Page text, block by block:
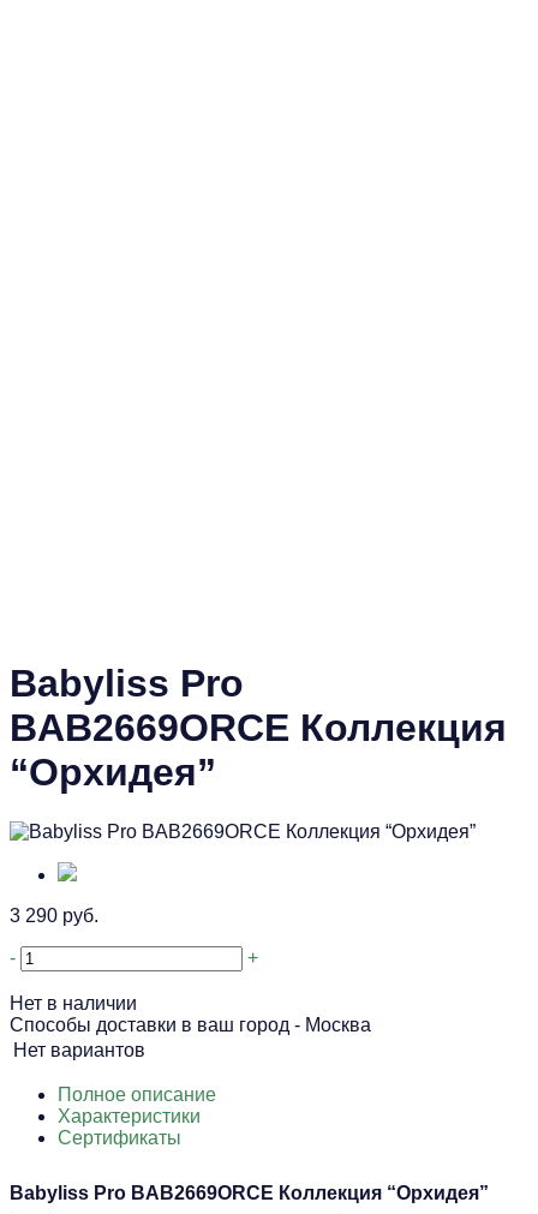
Babyliss Pro
BAB2669ORCE Коллекция
“Орхидея”
3 290 руб.
- +
Нет в наличии
Способы доставки в ваш город - Москва
Нет вариантов
Полное описание
Характеристики
Сертификаты
Babyliss Pro BAB2669ORCE Коллекция “Орхидея”